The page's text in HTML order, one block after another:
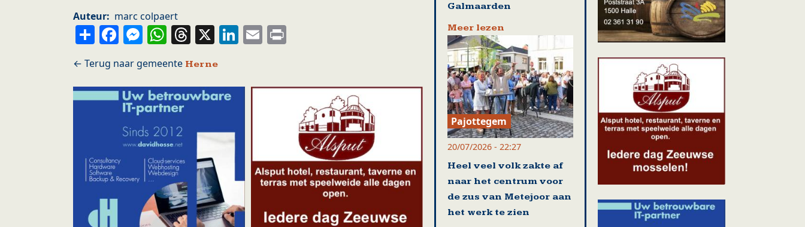
Auteur marc colpaert
ShareFacebook
Messenger
WhatsApp
Threads
X LinkedIn
Email
Herne
Galmaarden
Meer lezen
Pajottegem
20/07/2026 - 22:27
Heel veel volk zakte af
naar het centrum voor
de zus van Metejoor aan
het werk te zien